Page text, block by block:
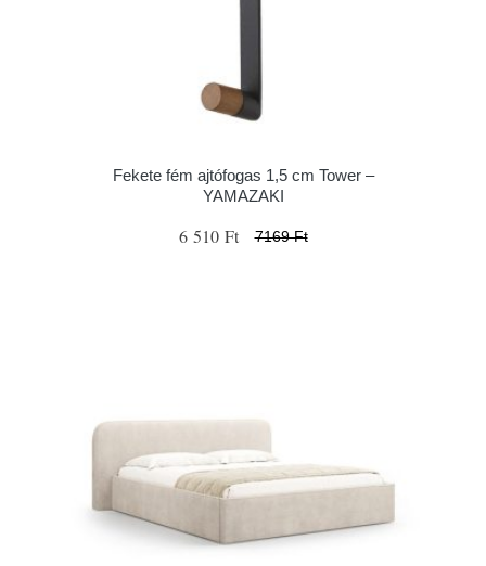
Fekete fém ajtófogas 1,5 cm Tower –
YAMAZAKI
6 510 Ft 7169 Ft